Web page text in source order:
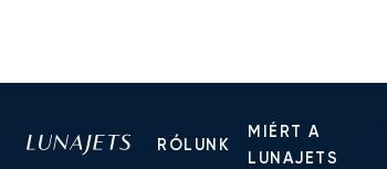
RÓLUNK
MIÉRT A
LUNAJETS